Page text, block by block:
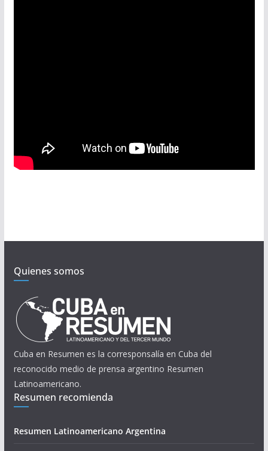
Quienes somos
Cuba en Resumen es la corresponsalía en Cuba del
reconocido medio de prensa argentino Resumen
Latinoamericano.
Resumen recomienda
Resumen Latinoamericano Argentina